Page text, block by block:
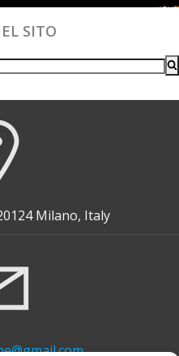
SITO
Milano, Italy